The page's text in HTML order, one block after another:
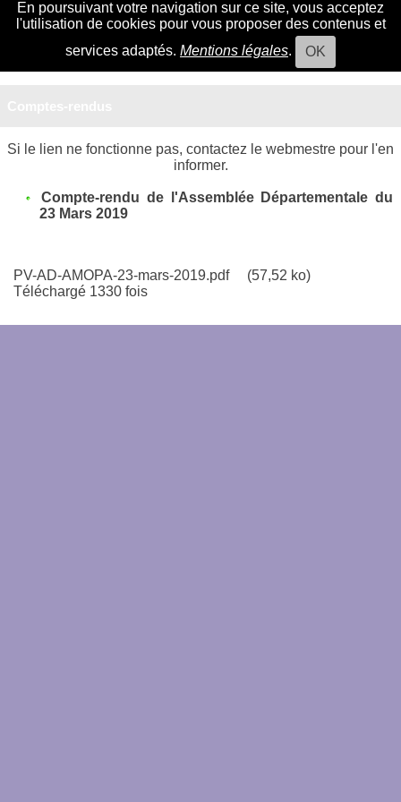
En poursuivant votre navigation sur ce site, vous acceptez
l'utilisation de cookies pour vous proposer des contenus et
services adaptés. Mentions légales. OK
Si le lien ne fonctionne pas, contactez le webmestre pour l'en
informer.
Compte-rendu de l'Assemblée Départementale du
23 Mars 2019
PV-AD-AMOPA-23-mars-2019.pdf
(57,52 ko)
Téléchargé 1330 fois